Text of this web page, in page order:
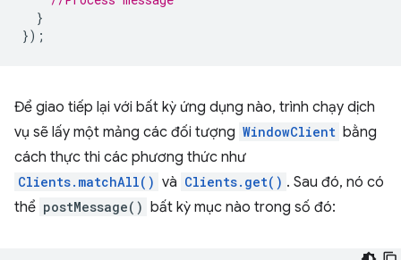
}
});
Để giao tiếp lại với bất kỳ ứng dụng nào, trình chạy dịch
vụ sẽ lấy một mảng các đối tượng WindowClient bằng
cách thực thi các phương thức như
Clients.matchAll() và Clients.get() . Sau đó, nó có
thể postMessage() bất kỳ mục nào trong số đó: